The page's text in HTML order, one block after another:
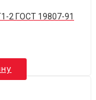
2 ГОСТ 19807-91